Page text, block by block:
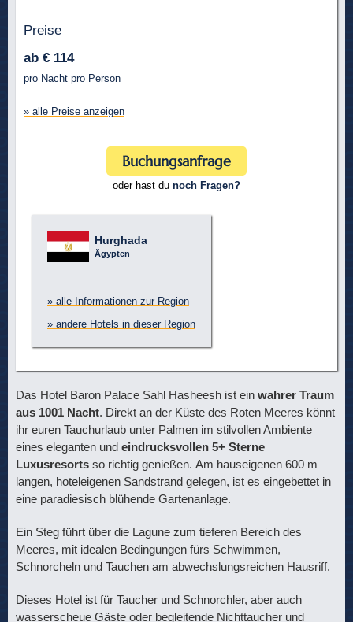
Preise
ab € 114
pro Nacht pro Person
» alle Preise anzeigen
Hurghada
Ägypten
» alle Informationen zur Region
» andere Hotels in dieser Region
Buchungsanfrage
oder hast du noch Fragen?
Das Hotel Baron Palace Sahl Hasheesh ist ein wahrer Traum
aus 1001 Nacht. Direkt an der Küste des Roten Meeres könnt
ihr euren Tauchurlaub unter Palmen im stilvollen Ambiente
eines eleganten und eindrucksvollen 5+ Sterne
Luxusresorts so richtig genießen. Am hauseigenen 600 m
langen, hoteleigenen Sandstrand gelegen, ist es eingebettet in
eine paradiesisch blühende Gartenanlage.
Ein Steg führt über die Lagune zum tieferen Bereich des
Meeres, mit idealen Bedingungen fürs Schwimmen,
Schnorcheln und Tauchen am abwechslungsreichen Hausriff.
Dieses Hotel ist für Taucher und Schnorchler, aber auch
wasserscheue Gäste oder begleitende Nichttaucher und